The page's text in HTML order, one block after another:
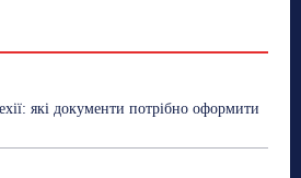
Сад та город Світ
Топ-новини Фоторепортаж
які документи потрібно оформити